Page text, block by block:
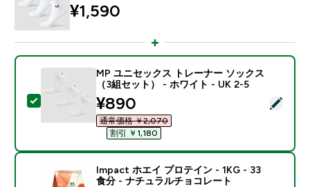
¥1,590‎
この商品を選択 - MP ユニセックス トレーナー ソッ
MP ユニセックス トレーナー ソックス
（3組セット） - ホワイト - UK 2-5
discounted price
¥890‎
通常価格 ￥2,070‎
割引 ￥1,180‎
Impact ホエイ プロテイン - 1KG - 33
食分 - ナチュラルチョコレート